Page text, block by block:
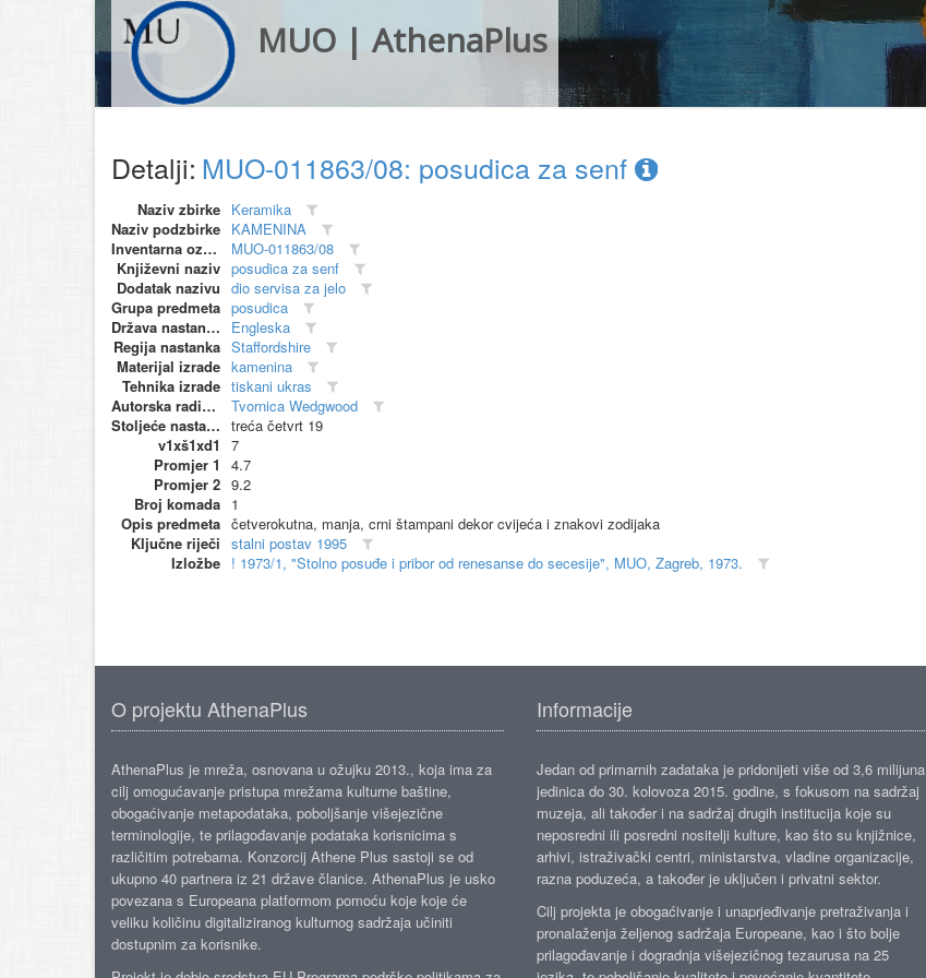
MUO | AthenaPlus
Detalji: MUO-011863/08: posudica za senf
Naziv zbirke Keramika
Naziv podzbirke KAMENINA
Inventarna oznaka
MUO-011863/08
Književni naziv posudica za senf
Dodatak nazivu dio servisa za jelo
Grupa predmeta posudica
Država nastanka
Engleska
Regija nastanka Staffordshire
Materijal izrade kamenina
Tehnika izrade tiskani ukras
Autorska radionica (proizvođač)
Tvornica Wedgwood
Stoljeće nastanka treća četvrt 19
v1xš1xd1
7
Promjer 1
4.7
Promjer 2 9.2
Broj komada 1
Opis predmeta četverokutna, manja, crni štampani dekor cvijeća i znakovi zodijaka
Ključne riječi stalni postav 1995
Izložbe ! 1973/1, "Stolno posuđe i pribor od renesanse do secesije", MUO, Zagreb, 1973.
O projektu AthenaPlus
AthenaPlus je mreža, osnovana u ožujku 2013., koja ima za
cilj omogućavanje pristupa mrežama kulturne baštine,
obogaćivanje metapodataka, poboljšanje višejezične
terminologije, te prilagođavanje podataka korisnicima s
različitim potrebama. Konzorcij Athene Plus sastoji se od
ukupno 40 partnera iz 21 države članice. AthenaPlus je usko
povezana s Europeana platformom pomoću koje koje će
veliku količinu digitaliziranog kulturnog sadržaja učiniti
dostupnim za korisnike.
Informacije
Jedan od primarnih zadataka je pridonijeti više od 3,6 milijuna
jedinica do 30. kolovoza 2015. godine, s fokusom na sadržaj
muzeja, ali također i na sadržaj drugih institucija koje su
neposredni ili posredni nositelji kulture, kao što su knjižnice,
arhivi, istraživački centri, ministarstva, vladine organizacije,
razna poduzeća, a također je uključen i privatni sektor.
Cilj projekta je obogaćivanje i unaprjeđivanje pretraživanja i
pronalaženja željenog sadržaja Europeane, kao i što bolje
prilagođavanje i dogradnja višejezičnog tezaurusa na 25